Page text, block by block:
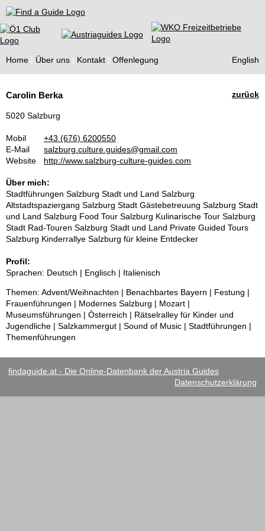
Find a Guide
Home Über uns Kontakt Offenlegung English
Guides
zurück
Carolin Berka
5020 Salzburg
Mobil
+43 (676) 6200550
E-Mail
salzburg.culture.guides@gmail.com
Website
http://www.salzburg-culture-guides.com
Über mich:
Stadtführungen Salzburg Stadt und Land Salzburg
Altstadtspaziergang Salzburg Stadt Gästebetreuung Salzburg Stadt
und Land Salzburg Food Tour Salzburg Kulinarische Tour Salzburg
Stadt Rad-Touren Salzburg Stadt und Land Private Guided Tours
Salzburg Kinderrallye Salzburg für kleine Entdecker
Profil:
Sprachen: Deutsch | Englisch | Italienisch
Themen: Advent/Weihnachten | Benachbartes Bayern | Festung |
Frauenführungen | Modernes Salzburg | Mozart |
Museumsführungen | Österreich | Rätselralley für Kinder und
Jugendliche | Salzkammergut | Sound of Music | Stadtführungen |
Themenführungen
findaguide.at - Die Online-Datenbank der Austria Guides
Datenschutzerklärung